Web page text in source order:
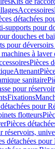
Accessoires
détachées
supports pour
douches et
pour
à laver
Pièces
Attenant
sanitaire
pour
Fixations
pour
flotteurs
Pièces
réservoirs,
détachées